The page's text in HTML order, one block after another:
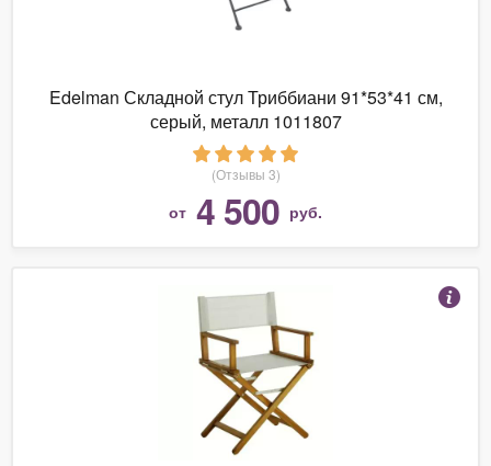
Edelman Складной стул Триббиани 91*53*41 см,
серый, металл 1011807
(Отзывы 3)
от 4 500 руб.